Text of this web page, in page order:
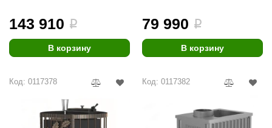
143 910 i
В корзину
79 990 i
В корзину
Код: 0117378 Код: 0117382